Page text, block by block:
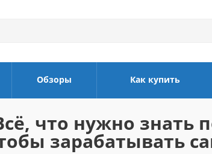
Обзоры Как купить
что нужно знать
зарабатывать